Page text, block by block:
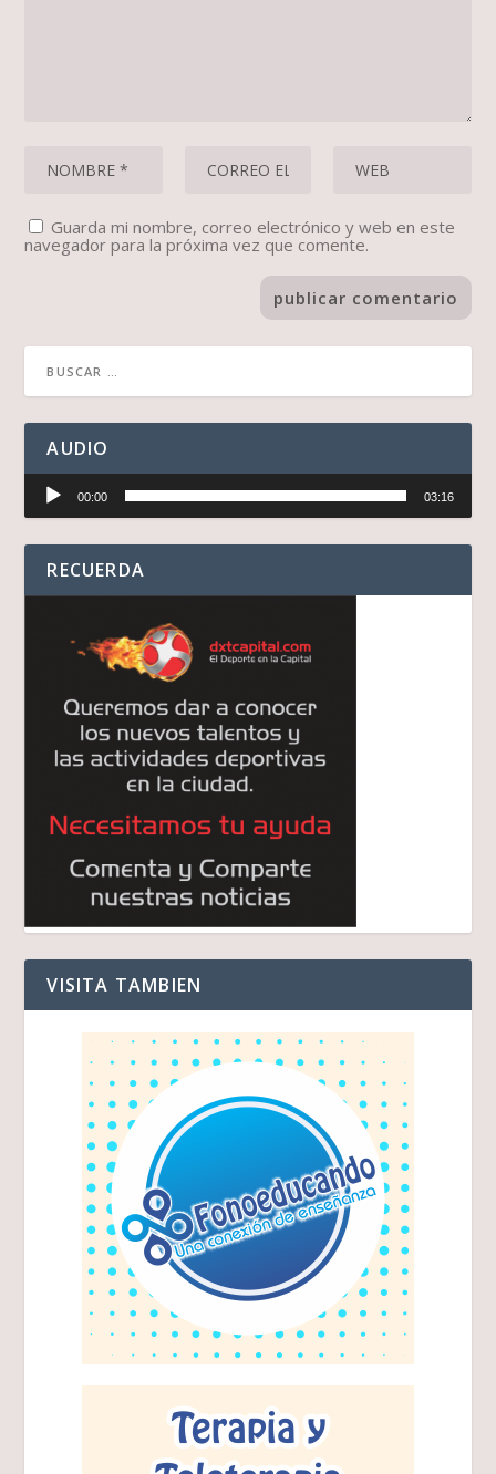
Guarda mi nombre, correo electrónico y web en este
navegador para la próxima vez que comente.
AUDIO
audio
00:00 03:16
RECUERDA
VISITA TAMBIEN